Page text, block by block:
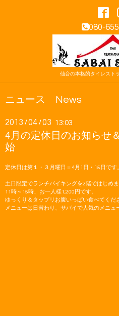
080-
仙台の本格的タイレスト
ニュース News
2013 /04 /03 13:03
4月の定休日のお知らせ
始
定休日は第１・３月曜日＝4月1日・15日です
土日限定でランチバイキングを2階ではじめま
11時～15時、お一人様1,200円です。
ゆっくり＆タップリお腹いっぱい食べてくだ
メニューは日替わり、サバイで人気のメニュ